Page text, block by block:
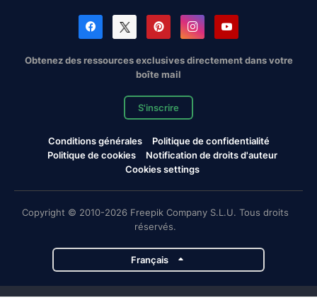
Obtenez des ressources exclusives directement dans votre
boîte mail
S'inscrire
Conditions générales
Politique de confidentialité
Politique de cookies
Notification de droits d'auteur
Cookies settings
Copyright © 2010-2026 Freepik Company S.L.U. Tous droits
réservés.
Français